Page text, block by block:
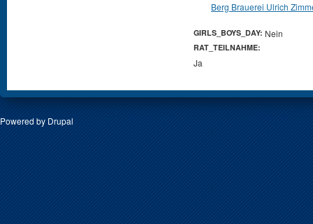
Berg Brauerei Ulrich
GIRLS_BOYS_DAY: Nein
RAT_TEILNAHME:
Ja
Powered by Drupal